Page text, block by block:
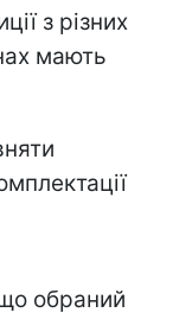
з різних
мають
обраний